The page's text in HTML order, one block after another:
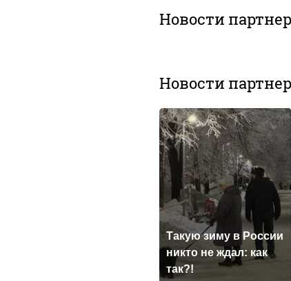
Новости
Новости
Такую зиму в России
никто не ждал: как
так?!